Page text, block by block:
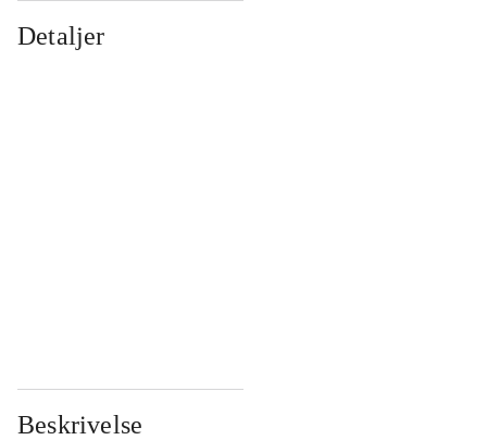
Detaljer
Beskrivelse